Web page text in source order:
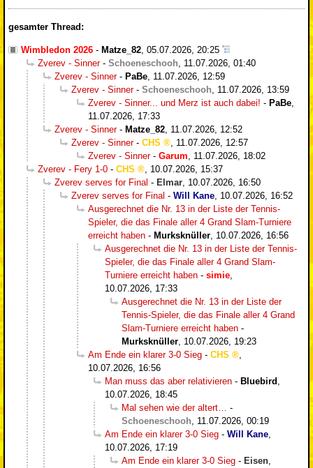
gesamter Thread:
Wimbledon 2026 - Matze_82, 05.07.2026, 20:25
Zverev - Sinner- Schoeneschooh, 11.07.2026, 01:40
Zverev - Sinner- PaBe, 11.07.2026, 12:59
Zverev - Sinner- Schoeneschooh, 11.07.2026, 13:59
Zverev - Sinner... und Merz ist auch dabei! - PaBe,
11.07.2026, 17:33
Zverev - Sinner- Matze_82, 11.07.2026, 12:52
Zverev - Sinner- CHS , 11.07.2026, 12:57
Zverev - Sinner- Garum, 11.07.2026, 18:02
Zverev - Fery 1-0 - CHS , 10.07.2026, 15:37
Zverev serves for Final - Elmar, 10.07.2026, 16:50
Zverev serves for Final - Will Kane, 10.07.2026, 16:52
Ausgerechnet die Nr. 13 in der Liste der Tennis-
Spieler, die das Finale aller 4 Grand Slam-Turniere
erreicht haben - Murksknüller, 10.07.2026, 16:56
Ausgerechnet die Nr. 13 in der Liste der Tennis-
Spieler, die das Finale aller 4 Grand Slam-
Turniere erreicht haben - simie,
10.07.2026, 17:33
Ausgerechnet die Nr. 13 in der Liste der
Tennis-Spieler, die das Finale aller 4 Grand
Slam-Turniere erreicht haben -
Murksknüller, 10.07.2026, 19:23
Am Ende ein klarer 3-0 Sieg - CHS
,
10.07.2026, 16:56
Man muss das aber relativieren - Bluebird ,
10.07.2026, 18:45
Mal sehen wie der altert… -
Schoeneschooh, 11.07.2026, 00:19
Am Ende ein klarer 3-0 Sieg - Will Kane,
10.07.2026, 17:19
Am Ende ein klarer 3-0 Sieg - Eisen,